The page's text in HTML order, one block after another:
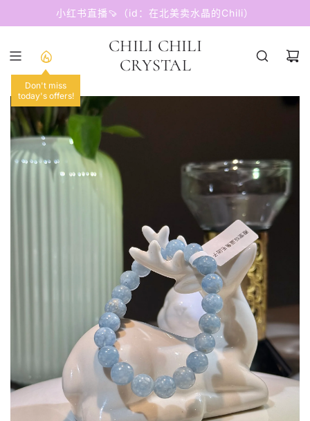
小红书直播🍠（id：在北美卖水晶的Chili）
Don't miss
today's offers!
CHILI CHILI
CRYSTAL